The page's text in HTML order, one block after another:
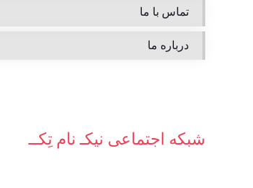
تماس با ما
درباره ما
شبکه‌ اجتماعی نیکـ نام تِکــ